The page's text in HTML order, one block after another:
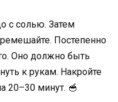
с солью. Затем
Постепенно
Оно должно быть
к рукам. Накройте
20–30 минут. 🥣